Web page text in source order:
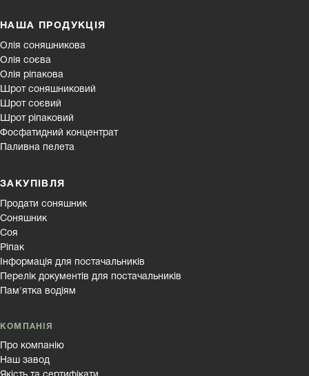
НАША ПРОДУКЦІЯ
Олія соняшникова
Олія соєва
Олія ріпакова
Шрот соняшниковий
Шрот соєвий
Шрот ріпаковий
Фосфатидний концентрат
Паливна пелета
ЗАКУПІВЛЯ
Продати соняшник
Соняшник
Соя
Ріпак
Інформація для постачальників
Перелік документів для постачальників
Пам'ятка водіям
КОМПАНІЯ
Про компанію
Наш завод